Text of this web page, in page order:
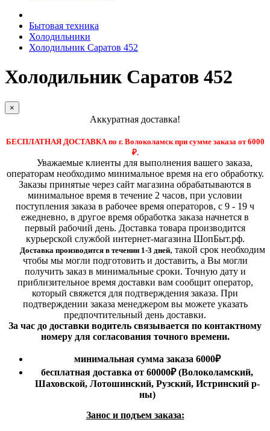
Бытовая техника
Холодильники
Холодильник Саратов 452
Холодильник Саратов 452
×
Аккуратная доставка!
БЕСПЛАТНАЯ ДОСТАВКА по г. Волоколамск при сумме заказа от 6000
₽.
Уважаемые клиенты для выполнения вашего заказа,
операторам необходимо минимальное время на его обработку.
Заказы принятые через сайт магазина обрабатываются в
минимальное время в течение 2 часов, при условии
поступления заказа в рабочее время операторов, с 9 - 19 ч
ежедневно, в другое время обработка заказа начнется в
первый рабочий день. Доставка товара производится
курьерской службой интернет-магазина ШопБыт.рф.
Доставка производится в течении 1-3 дней, такой срок необходим
чтобы мы могли подготовить и доставить, а Вы могли
получить заказ в минимальные сроки. Точную дату и
приблизительное время доставки вам сообщит оператор,
который свяжется для подтверждения заказа. При
подтверждении заказа менеджером вы можете указать
предпочтительный день доставки.
За час до доставки водитель связывается по контактному
номеру для согласования точного времени.
минимальная сумма заказа 6000₽
бесплатная доставка от 60000₽ (Волоколамский,
Шаховской, Лотошинский, Рузский, Истринский р-
ны)
Занос и подъем заказа: